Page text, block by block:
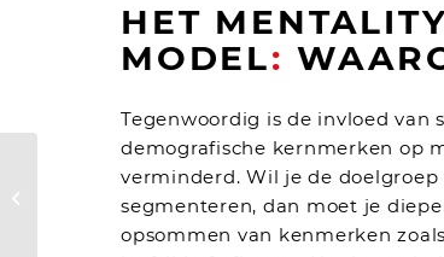
HET
MODEL:
Tegenwoordig is de invloed van
demografische kernmerken op
verminderd. Wil je de doelgroep
segmenteren, dan moet je
opsommen van kenmerken
De theorie achter